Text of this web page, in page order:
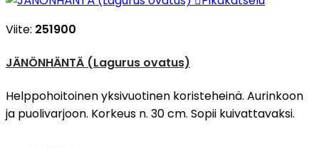
Viite: 251900
JÄNÖNHÄNTÄ (Lagurus ovatus)
Helppohoitoinen yksivuotinen koristeheinä. Aurinkoon
ja puolivarjoon. Korkeus n. 30 cm. Sopii kuivattavaksi.